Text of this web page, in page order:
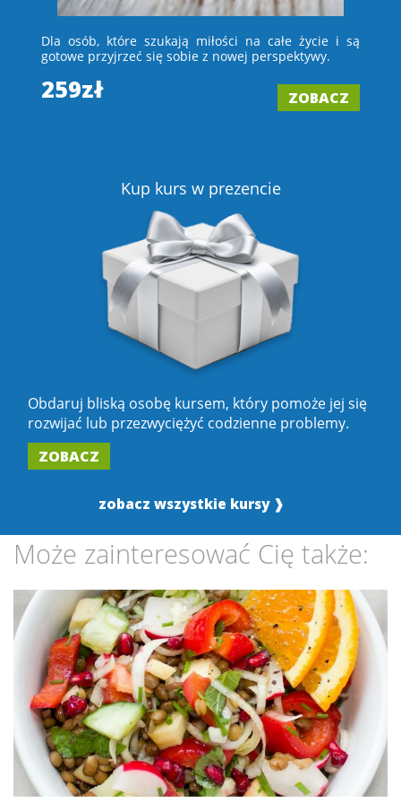
Dla osób, które szukają miłości na całe życie i są
gotowe przyjrzeć się sobie z nowej perspektywy.
259zł ZOBACZ
Kup kurs w prezencie
Obdaruj bliską osobę kursem, który pomoże jej się
rozwijać lub przezwyciężyć codzienne problemy.
ZOBACZ
zobacz wszystkie kursy ❱
Może zainteresować Cię także: